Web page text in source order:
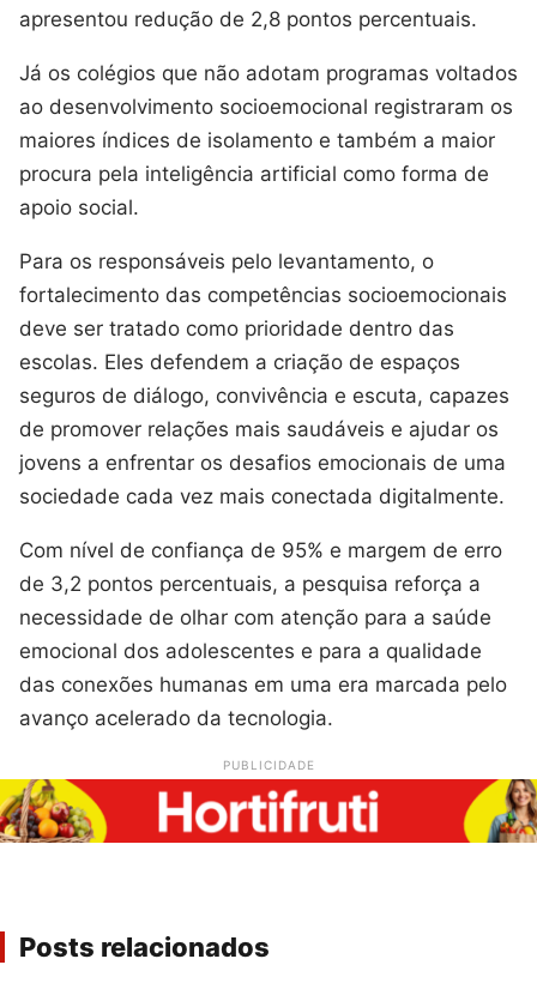
apresentou redução de 2,8 pontos percentuais.
Já os colégios que não adotam programas voltados
ao desenvolvimento socioemocional registraram os
maiores índices de isolamento e também a maior
procura pela inteligência artificial como forma de
apoio social.
Para os responsáveis pelo levantamento, o
fortalecimento das competências socioemocionais
deve ser tratado como prioridade dentro das
escolas. Eles defendem a criação de espaços
seguros de diálogo, convivência e escuta, capazes
de promover relações mais saudáveis e ajudar os
jovens a enfrentar os desafios emocionais de uma
sociedade cada vez mais conectada digitalmente.
Com nível de confiança de 95% e margem de erro
de 3,2 pontos percentuais, a pesquisa reforça a
necessidade de olhar com atenção para a saúde
emocional dos adolescentes e para a qualidade
das conexões humanas em uma era marcada pelo
avanço acelerado da tecnologia.
PUBLICIDADE
Posts relacionados